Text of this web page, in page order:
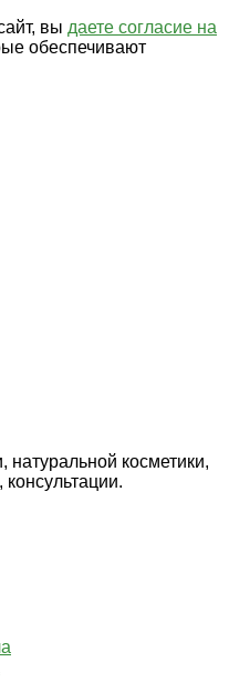
вы даете согласие на
обеспечивают
косметики,